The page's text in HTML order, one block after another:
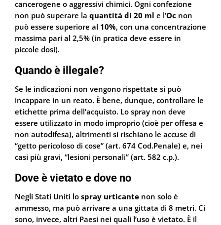
cancerogene o aggressivi chimici. Ogni confezione
non può superare la quantità di 20 ml e l’Oc non
può essere superiore al 10%, con una concentrazione
massima pari al 2,5% (in pratica deve essere in
piccole dosi).
Quando è illegale?
Se le indicazioni non vengono rispettate si può
incappare in un reato. È bene, dunque, controllare le
etichette prima dell’acquisto. Lo spray non deve
essere utilizzato in modo improprio (cioè per offesa e
non autodifesa), altrimenti si rischiano le accuse di
“getto pericoloso di cose” (art. 674 Cod.Penale) e, nei
casi più gravi, “lesioni personali” (art. 582 c.p.).
Dove è vietato e dove no
Negli Stati Uniti lo spray urticante non solo è
ammesso, ma può arrivare a una gittata di 8 metri. Ci
sono, invece, altri Paesi nei quali l’uso è vietato. È il